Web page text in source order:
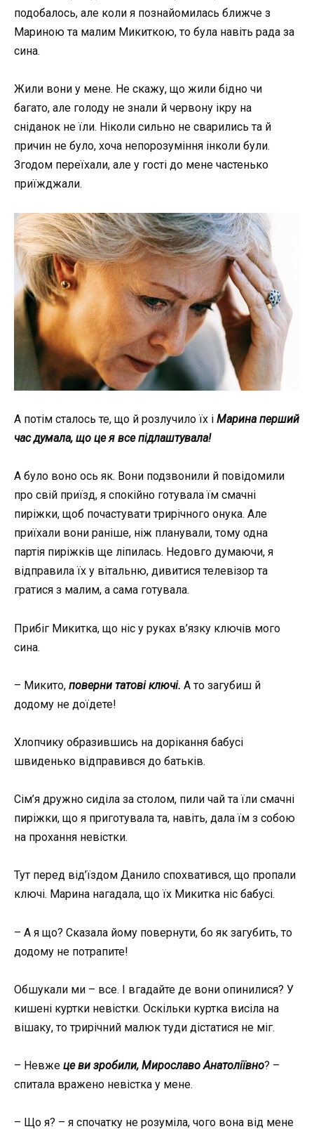
подобалось, але коли я познайомилась ближче з
Мариною та малим Микиткою, то була навіть рада за
сина.
Жили вони у мене. Не скажу, що жили бідно чи
багато, але голоду не знали й червону ікру на
сніданок не їли. Ніколи сильно не сварились та й
причин не було, хоча непорозуміння інколи були.
Згодом переїхали, але у гості до мене частенько
приїжджали.
А потім сталось те, що й розлучило їх і Марина перший
час думала, що це я все підлаштувала!
А було воно ось як. Вони подзвонили й повідомили
про свій приїзд, я спокійно готувала їм смачні
пиріжки, щоб почастувати трирічного онука. Але
приїхали вони раніше, ніж планували, тому одна
партія пиріжків ще ліпилась. Недовго думаючи, я
відправила їх у вітальню, дивитися телевізор та
гратися з малим, а сама готувала.
Прибіг Микитка, що ніс у руках в’язку ключів мого
сина.
– Микито, поверни татові ключі. А то загубиш й
додому не доїдете!
Хлопчику образившись на дорікання бабусі
швиденько відправився до батьків.
Сім’я дружно сиділа за столом, пили чай та їли смачні
пиріжки, що я приготувала та, навіть, дала їм з собою
на прохання невістки.
Тут перед від’їздом Данило спохватився, що пропали
ключі. Марина нагадала, що їх Микитка ніс бабусі.
– А я що? Сказала йому повернути, бо як загубить, то
додому не потрапите!
Обшукали ми – все. І вгадайте де вони опинилися? У
кишені куртки невістки. Оскільки куртка висіла на
вішаку, то трирічний малюк туди дістатися не міг.
– Невже це ви зробили, Мирославо Анатоліївно? –
спитала вражено невістка у мене.
– Що я? – я спочатку не розуміла, чого вона від мене